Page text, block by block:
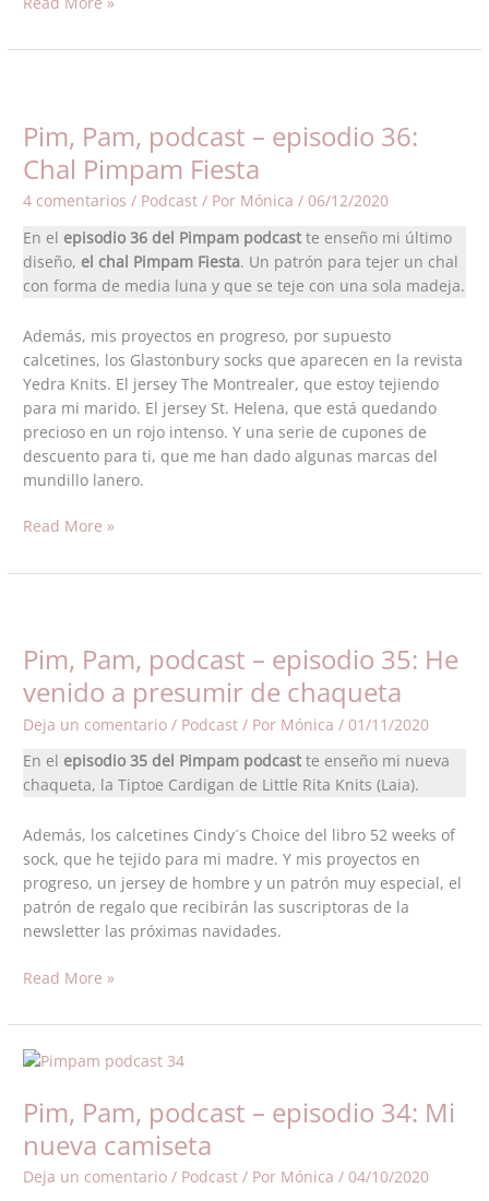
Pim, Pam, podcast – episodio 36:
Chal Pimpam Fiesta
4 comentarios / Podcast / Por Mónica/06/12/2020
En el episodio 36 del Pimpam podcastte enseño mi último
diseño, el chal Pimpam Fiesta. Un patrón para tejer un chal
con forma de media luna y que se teje con una sola madeja.
Además, mis proyectos en progreso, por supuesto
calcetines, los Glastonbury socks que aparecen en la revista
Yedra Knits. El jersey The Montrealer, que estoy tejiendo
para mi marido. El jersey St. Helena, que está quedando
precioso en un rojo intenso. Y una serie de cupones de
descuento para ti, que me han dado algunas marcas del
mundillo lanero.
podcast
–
episodio
36:
Chal
Pimpam
Fiesta
Read More »
Pim, Pam, podcast – episodio 35: He
venido a presumir de chaqueta
Deja un comentario / Podcast / Por Mónica/01/11/2020
En el episodio 35 del Pimpam podcastte enseño mi nueva
chaqueta, la Tiptoe Cardigan de Little Rita Knits (Laia).
Además, los calcetines Cindy´s Choice del libro 52 weeks of
sock, que he tejido para mi madre. Y mis proyectos en
progreso, un jersey de hombre y un patrón muy especial, el
patrón de regalo que recibirán las suscriptoras de la
newsletter las próximas navidades.
podcast
episodio
35:
He
venido
de
chaqueta
Read More »
Pim, Pam, podcast – episodio 34: Mi
nueva camiseta
Deja un comentario / Podcast / Por Mónica/04/10/2020
Pim,
podcast
episodio
34: